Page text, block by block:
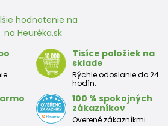
hodnotenie na
na Heuréka.sk
Tisíce položiek na
sklade
Rýchle odoslanie do 24
hodín.
100 % spokojných
zákazníkov
Overené zákazníkmi